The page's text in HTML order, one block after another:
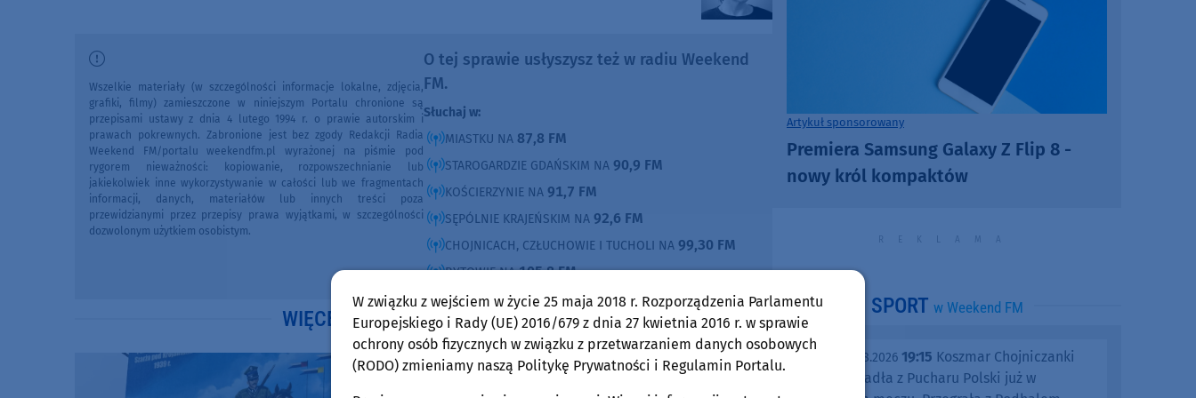
O tej sprawie usłyszysz też w radiu Weekend
FM.
Słuchaj w:
MIASTKU NA 87,8 FM
STAROGARDZIE GDAŃSKIM NA 90,9 FM
KOŚCIERZYNIE NA 91,7 FM
SĘPÓLNIE KRAJEŃSKIM NA 92,6 FM
CHOJNICACH, CZŁUCHOWIE I TUCHOLI NA 99,30 FM
BYTOWIE NA105,8 FM
Wszelkie materiały (w szczególności informacje lokalne, zdjęcia,
grafiki, filmy) zamieszczone w niniejszym Portalu chronione są
przepisami ustawy z dnia 4 lutego 1994 r. o prawie autorskim i
prawach pokrewnych. Zabronione jest bez zgody Redakcji Radia
Weekend FM/portalu weekendfm.pl wyrażonej na piśmie pod
rygorem nieważności: kopiowanie, rozpowszechnianie lub
jakiekolwiek inne wykorzystywanie w całości lub we fragmentach
informacji, danych, materiałów lub innych treści poza
przewidzianymi przez przepisy prawa wyjątkami, w szczególności
dozwolonym użytkiem osobistym.
WIĘCEJ WIADOMOŚCIw Weekend FM
Gmina Chojnice
Artykuł sponsorowany
Premiera Samsung Galaxy Z Flip 8 -
nowy król kompaktów
SPORT w Weekend FM
środa, 05.08.2026 19:15 Koszmar Chojniczanki
trwa. Odpadła z Pucharu Polski już w
W związku z wejściem w życie 25 maja 2018 r. Rozporządzenia Parlamentu
Europejskiego i Rady (UE) 2016/679 z dnia 27 kwietnia 2016 r. w sprawie
ochrony osób fizycznych w związku z przetwarzaniem danych osobowych
(RODO) zmieniamy naszą Politykę Prywatności i Regulamin Portalu.